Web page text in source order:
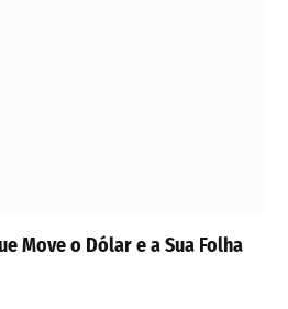
Move o Dólar e a Sua Folha